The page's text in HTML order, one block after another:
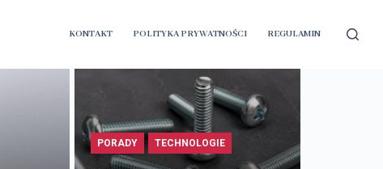
KONTAKT POLITYKA PRYWATNOŚCI REGULAMIN
PORADY TECHNOLOGIE